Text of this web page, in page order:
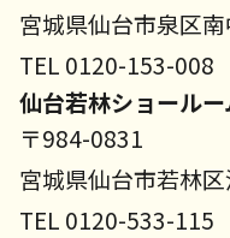
宮城県仙台市泉区
TEL 0120-153-
仙台若林ショールー
〒984-0831
宮城県仙台市若林
TEL 0120-533-